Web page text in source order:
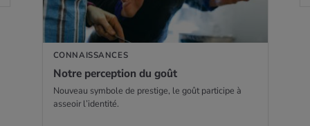
CONNAISSANCES
Notre per­cep­tion du goût
Nouveau symbole de prestige, le goût participe à
asseoir l’identité.